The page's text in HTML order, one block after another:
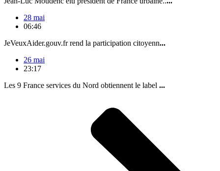
28 mai
06:46
JeVeuxAider.gouv.fr rend la participation citoyenn...
26 mai
23:17
Les 9 France services du Nord obtiennent le label ...